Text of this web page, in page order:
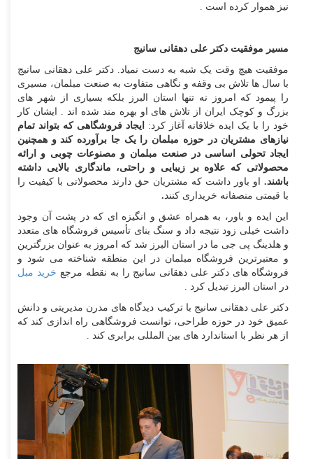
نیز هموار کرده است .
مسیر موفقیت دکتر علی دهقانی سانیج
موفقیت هیچ وقت یک شبه به دست نمیاد. دکتر علی دهقانی سانیج
با سال ها تلاش بی وقفه و نگاهی متفاوت به صنعت مبلمان، مسیری
را پیمود که امروز نه تنها استان البرز بلکه بسیاری از شهر های
بزرگ و کوچک ایران از تلاش های او بهره مند شده اند . ایشان کار
خود را با یک ایده خلاقانه آغاز کرد:
ایجاد فروشگاهی که بتواند تمام
نیازهای مشتریان در حوزه مبلمان را یک جا برآورده کند و همچنین
ایجاد تحولی اساسی در صنعت مبلمان و مصنوعات چوبی و ارائه
محصولاتی که علاوه بر زیبایی و راحتی، ماندگاری بالایی داشته
باشند. او باور داشت که مشتریان حق دارند محصولاتی با کیفیت را
با قیمتی منصفانه خریداری کنند .
این ایده و باور، به همراه عشق و انگیزه ای که در پشت آن وجود
داشت خیلی زود نتیجه داد و سنگ بنای تأسیس فروشگاه های متعدد
و هلدینگ پی جی ما در استان البرز شد که امروز به عنوان بزرگترین
و معتبرترین فروشگاه مبلمان در این منطقه شناخته می شود و
فروشگاه های دکتر علی دهقانی سانیج را به نقطه مرجع خرید مبل
در استان البرز تبدیل کرد .
دکتر علی دهقانی سانیج با ترکیب دیدگاه های مدرن مدیریتی و دانش
عمیق خود در حوزه طراحی، توانست فروشگاهی راه اندازی کند که
از هر نظر با استاندارد های بین المللی برابری کند .